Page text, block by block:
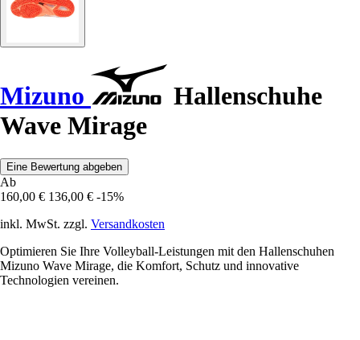
Mizuno
Hallenschuhe
Wave Mirage
Eine Bewertung abgeben
Ab
160,00 € 136,00 € -15%
inkl. MwSt. zzgl. Versandkosten
Optimieren Sie Ihre Volleyball-Leistungen mit den Hallenschuhen
Mizuno Wave Mirage, die Komfort, Schutz und innovative
Technologien vereinen.